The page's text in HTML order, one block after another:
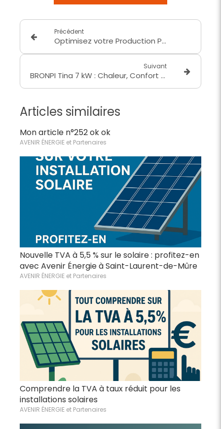
Précédent
Optimisez votre Production Photovoltaïque avec le Compteur Linky
Suivant
BRONPI Tina 7 kW : Chaleur, Confort et Innovation
Articles similaires
Mon article n°252 ok ok
AVENIR ÉNERGIE et Partenaires
Nouvelle TVA à 5,5 % sur le solaire : profitez-en
avec Avenir Énergie à Saint-Laurent-de-Mûre
AVENIR ÉNERGIE et Partenaires
Comprendre la TVA à taux réduit pour les
installations solaires
AVENIR ÉNERGIE et Partenaires